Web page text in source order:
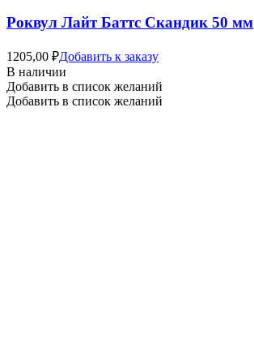
Роквул Лайт Баттс Скандик 50 мм
1205,00 ₽Добавить к заказу
В наличии
Добавить в список желаний
Добавить в список желаний